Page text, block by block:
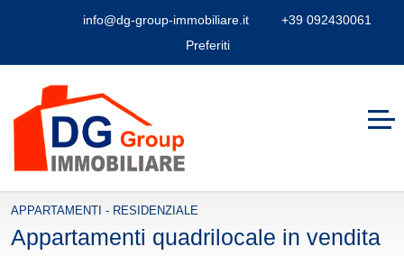
info@dg-group-immobiliare.it
+39 092430061
Preferiti
APPARTAMENTI - RESIDENZIALE
Appartamenti quadrilocale in vendita